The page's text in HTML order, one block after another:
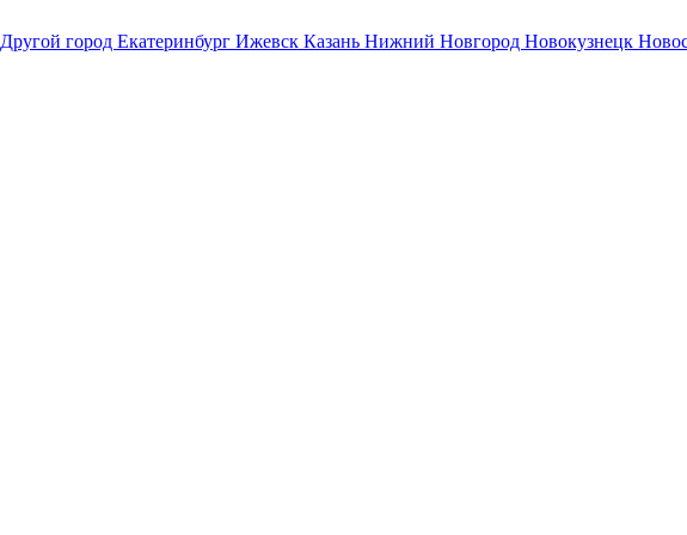
Другой город Екатеринбург Ижевск Казань Нижний Новгород Новокузнецк